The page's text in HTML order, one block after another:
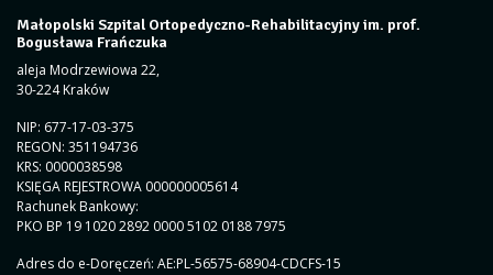
Małopolski Szpital Ortopedyczno-Rehabilitacyjny im. prof.
Bogusława Frańczuka
aleja Modrzewiowa 22,
30-224 Kraków
NIP: 677-17-03-375
REGON: 351194736
KRS: 0000038598
KSIĘGA REJESTROWA 000000005614
Rachunek Bankowy:
PKO BP 19 1020 2892 0000 5102 0188 7975
Adres do e-Doręczeń: AE:PL-56575-68904-CDCFS-15